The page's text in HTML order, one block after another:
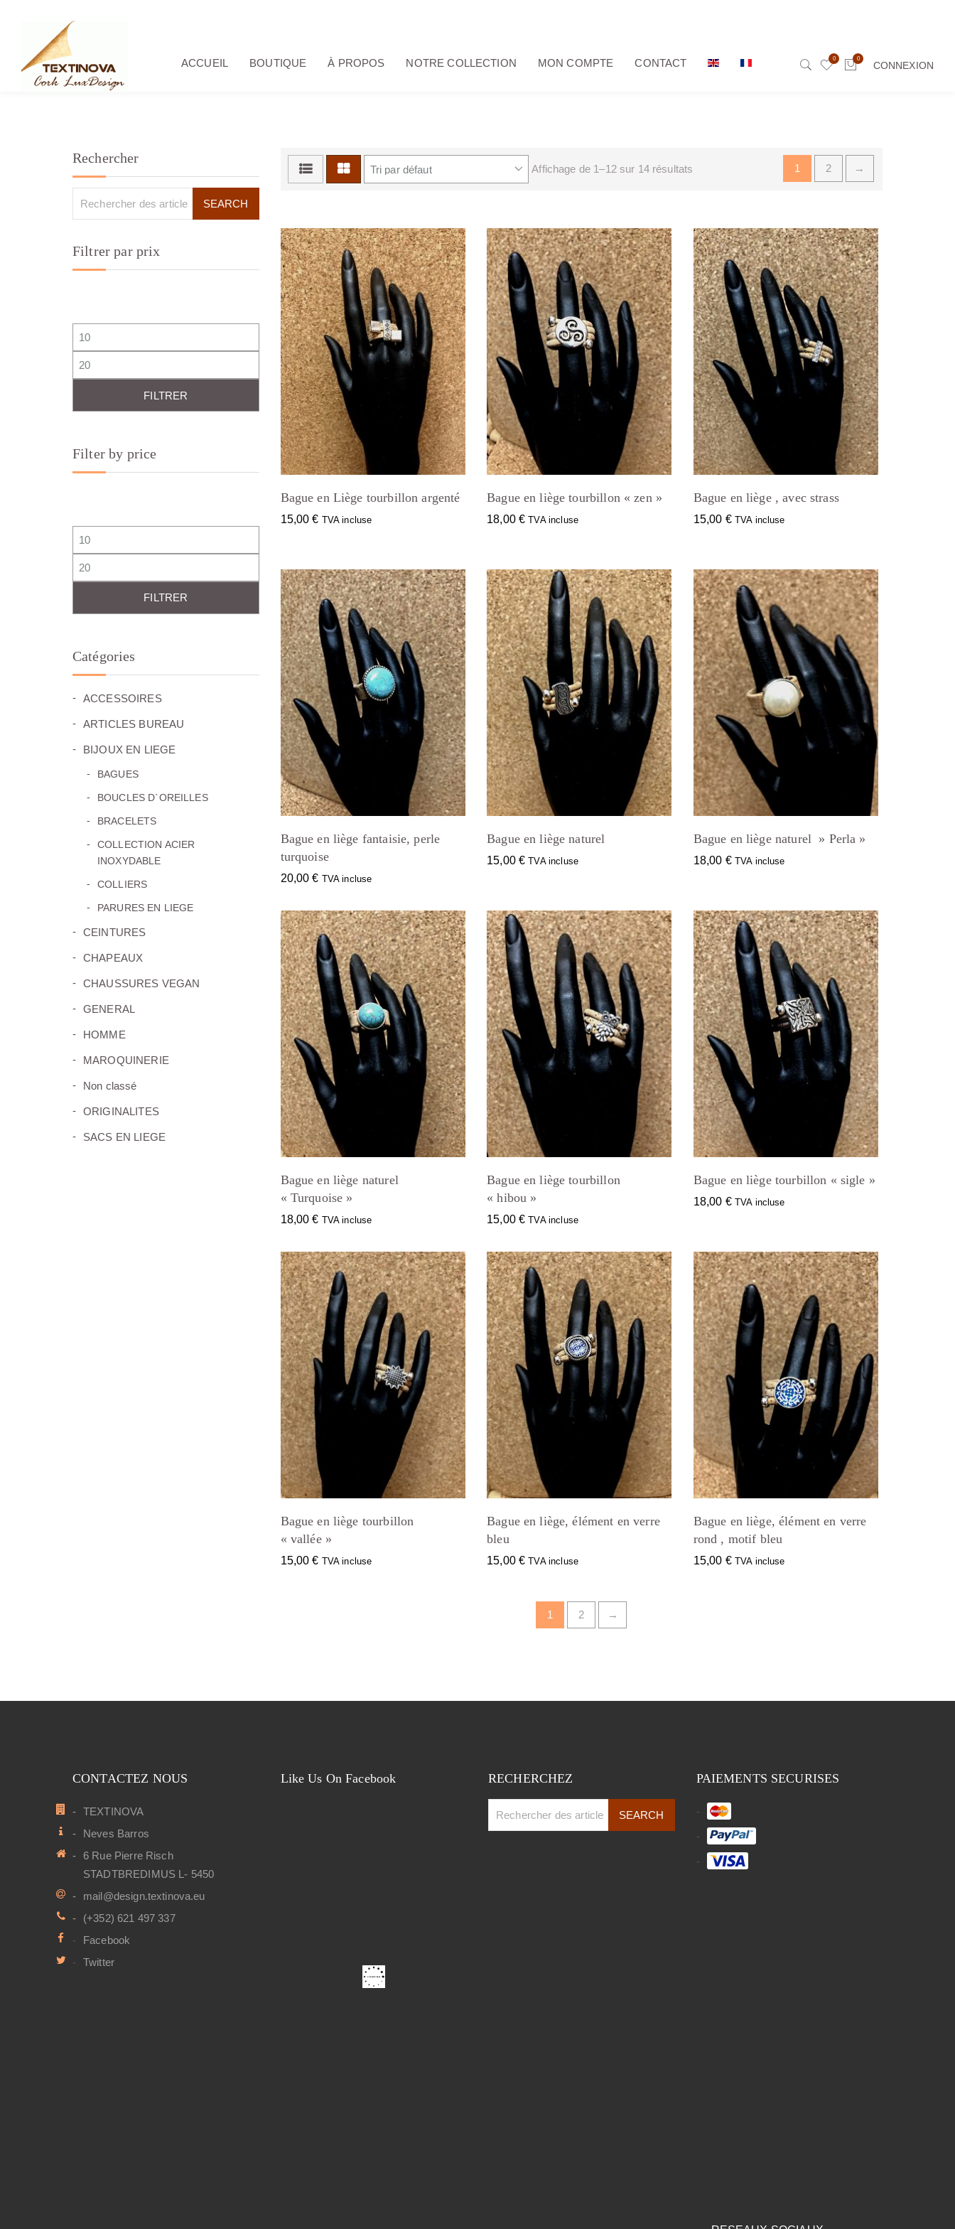
ACCUEIL BOUTIQUE À PROPOS NOTRE COLLECTION MON COMPTE CONTACT 0 0
CONNEXION
1 2 →
Affichage de 1–12 sur 14 résultats
Bague en Liège tourbillon argenté
15,00€ TVA incluse
Bague en liège tourbillon « zen »
18,00 € TVA incluse
Bague en liège , avec strass
15,00 € TVA incluse
Bague en liège fantaisie, perle
turquoise
20,00€ TVA incluse
Bague en liège naturel
15,00 € TVA incluse
Bague en liège naturel » Perla »
18,00 € TVA incluse
Bague en liège naturel
« Turquoise »
18,00€ TVA incluse
Bague en liège tourbillon
« hibou »
15,00 € TVA incluse
Bague en liège tourbillon « sigle »
18,00 € TVA incluse
Bague en liège tourbillon
« vallée »
15,00€ TVA incluse
Bague en liège, élément en verre
bleu
15,00 € TVA incluse
Bague en liège, élément en verre
rond , motif bleu
15,00 € TVA incluse
1 2 →
Rechercher
Filtrer par prix
Prix min
Prix max
FILTRER
Filter by price
Prix min
Prix max
FILTRER
Catégories
ACCESSOIRES
ARTICLES BUREAU
BIJOUX EN LIEGE
BAGUES
BOUCLES D`OREILLES
BRACELETS
COLLECTION ACIER
INOXYDABLE
COLLIERS
PARURES EN LIEGE
CEINTURES
CHAPEAUX
CHAUSSURES VEGAN
GENERAL
HOMME
MAROQUINERIE
Non classé
ORIGINALITES
SACS EN LIEGE
CONTACTEZ NOUS
TEXTINOVA
Neves Barros
6 Rue Pierre Risch
STADTBREDIMUS L- 5450
mail@design.textinova.eu
(+352) 621 497 337
Facebook
Twitter
Like Us On Facebook RECHERCHEZ PAIEMENTS SECURISES